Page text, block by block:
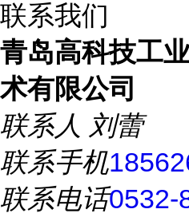
联系我们
青岛高科技工
术有限公司
联系人 刘蕾
联系手机
联系电话0532-